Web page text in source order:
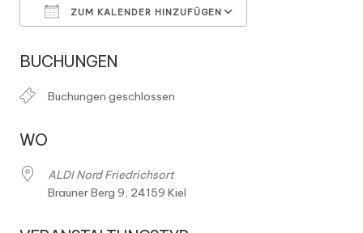
o
h
ä
r
ZUM KALENDER HINZUFÜGEN
BUCHUNGEN
Buchungen geschlossen
WO
ALDI Nord Friedrichsort
Brauner Berg 9, 24159 Kiel